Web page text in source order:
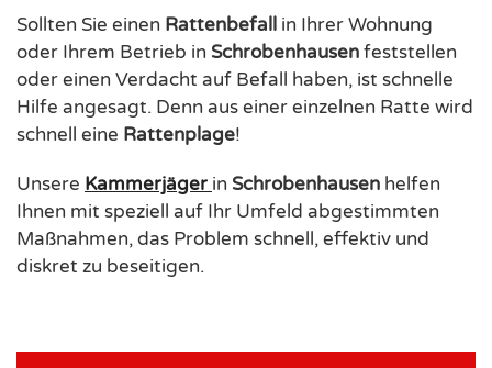
Sollten Sie einen Rattenbefall in Ihrer Wohnung
oder Ihrem Betrieb in Schrobenhausenfeststellen
oder einen Verdacht auf Befall haben, ist schnelle
Hilfe angesagt. Denn aus einer einzelnen Ratte wird
schnell eine Rattenplage!
Unsere Kammerjäger in Schrobenhausen helfen
Ihnen mit speziell auf Ihr Umfeld abgestimmten
Maßnahmen, das Problem schnell, effektiv und
diskret zu beseitigen.